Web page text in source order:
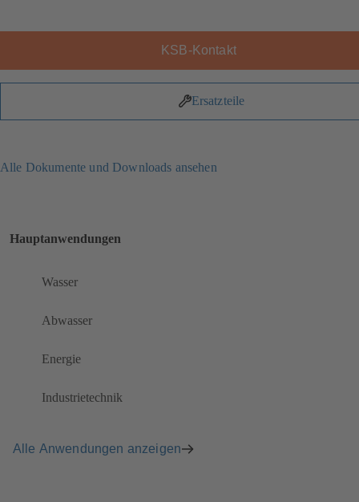
KSB-Kontakt
Ersatzteile
Alle Dokumente und Downloads ansehen
Hauptanwendungen
Wasser
Abwasser
Energie
Industrietechnik
Alle Anwendungen anzeigen